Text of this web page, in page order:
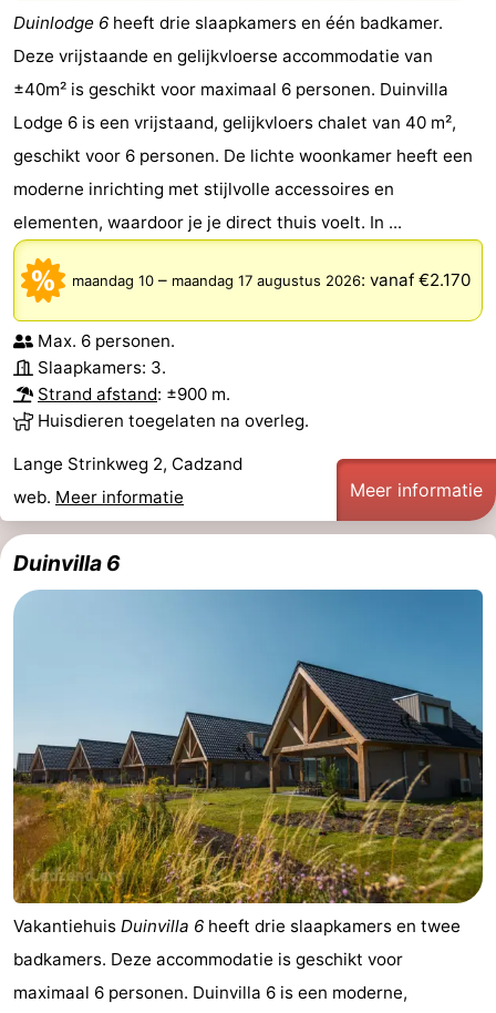
Duinlodge 6 heeft drie slaapkamers en één badkamer.
Deze vrijstaande en gelijkvloerse accommodatie van
±40m² is geschikt voor maximaal 6 personen. Duinvilla
Lodge 6 is een vrijstaand, gelijkvloers chalet van 40 m²,
geschikt voor 6 personen. De lichte woonkamer heeft een
moderne inrichting met stijlvolle accessoires en
elementen, waardoor je je direct thuis voelt. In ...
maandag 10 – maandag 17 augustus 2026: vanaf €2.170
Max. 6 personen.
Slaapkamers: 3.
Strand afstand: ±900 m.
Huisdieren toegelaten na overleg.
Lange Strinkweg 2, Cadzand
web. Meer informatie Meer informatie
Duinvilla 6
Vakantiehuis Duinvilla 6 heeft drie slaapkamers en twee
badkamers. Deze accommodatie is geschikt voor
maximaal 6 personen. Duinvilla 6 is een moderne,